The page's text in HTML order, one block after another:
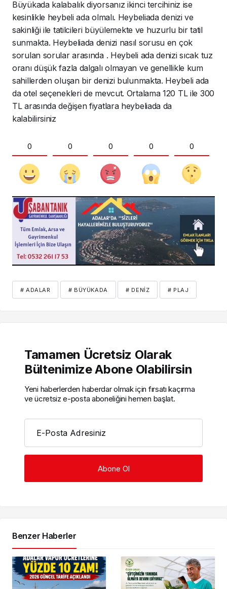
Büyükada kalabalık diyorsanız ikinci tercihiniz ise
kesinlikle heybeli ada olmalı. Heybeliada denizi ve
sakinliği ile tatilcileri büyülemekte ve huzurlu bir tatil
sunmakta. Heybeliada denizi nasıl sorusu en çok
sorulan sorular arasında . Heybeli ada denizi sıcak tuz
oranı düşük fazla dalgalı olmayan ve genellikle kum
sahillerden oluşan bir denizi bulunmakta. Heybeli ada
da otel seçenekleri de mevcut. Ortalama 120 TL ile 300
TL arasında değişen fiyatlara heybeliada da
kalabilirsiniz
0 0 0 0 0
# ADALAR # BÜYÜKADA # DENIZ # PLAJ
Tamamen Ücretsiz Olarak
Bültenimize Abone Olabilirsin
Yeni haberlerden haberdar olmak için fırsatı kaçırma
ve ücretsiz e-posta aboneliğini hemen başlat.
E-Posta Adresiniz
Benzer Haberler